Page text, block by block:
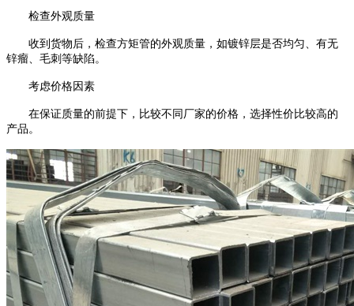
检查外观质量
收到货物后，检查方矩管的外观质量，如镀锌层是否均匀、有无
锌瘤、毛刺等缺陷。
考虑价格因素
在保证质量的前提下，比较不同厂家的价格，选择性价比较高的
产品。